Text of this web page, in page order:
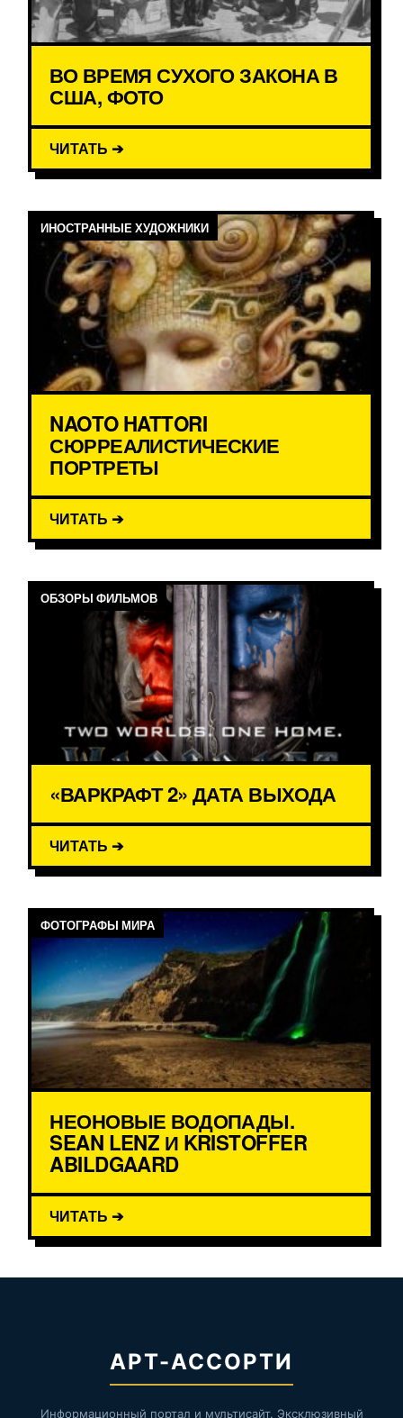
ВО ВРЕМЯ СУХОГО ЗАКОНА В
США, ФОТО
ЧИТАТЬ ➔
ИНОСТРАННЫЕ ХУДОЖНИКИ
NAOTO HATTORI
СЮРРЕАЛИСТИЧЕСКИЕ
ПОРТРЕТЫ
ЧИТАТЬ ➔
ОБЗОРЫ ФИЛЬМОВ
«ВАРКРАФТ 2» ДАТА ВЫХОДА
ЧИТАТЬ ➔
ФОТОГРАФЫ МИРА
НЕОНОВЫЕ ВОДОПАДЫ.
SEAN LENZ И KRISTOFFER
ABILDGAARD
ЧИТАТЬ ➔
АРТ-АССОРТИ
Информационный портал и мультисайт. Эксклюзивный